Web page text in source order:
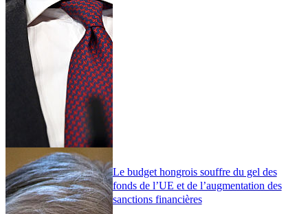
Le budget hongrois souffre du gel des
fonds de l’UE et de l’augmentation des
sanctions financières